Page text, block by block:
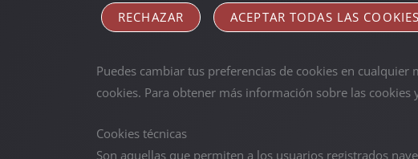
RECHAZAR
ACEPTAR TODAS LAS COOKIES
Puedes cambiar tus preferencias de cookies en
cookies. Para obtener más información sobre las
Cookies técnicas
Son aquellas que permiten a los usuarios registrados